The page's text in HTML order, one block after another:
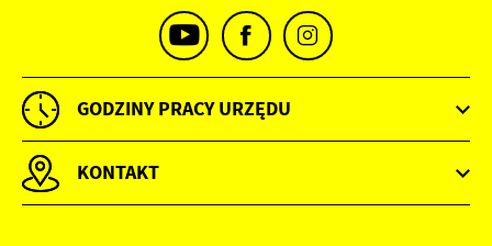
GODZINY PRACY URZĘDU
KONTAKT